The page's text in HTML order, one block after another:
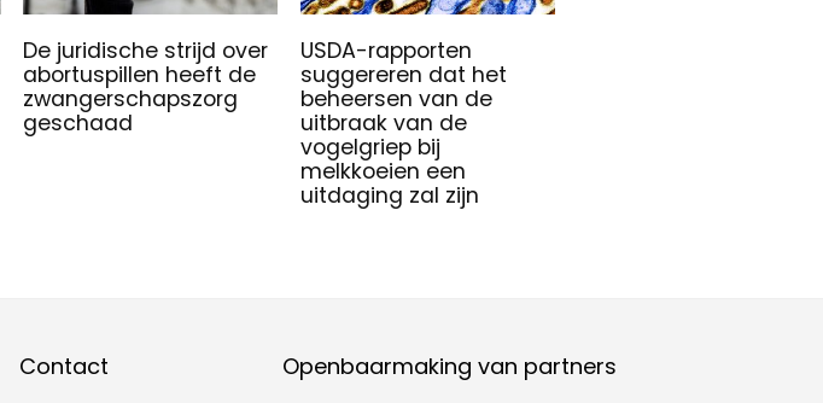
De juridische strijd over
abortuspillen heeft de
zwangerschapszorg
geschaad
USDA-rapporten
suggereren dat het
beheersen van de
uitbraak van de
vogelgriep bij
melkkoeien een
uitdaging zal zijn
Contact Openbaarmaking van partners